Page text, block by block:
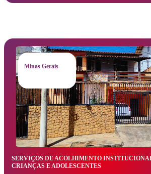
Minas Gerais
SERVIÇOS DE ACOLHIMENTO
CRIANÇAS E ADOLESCENTES